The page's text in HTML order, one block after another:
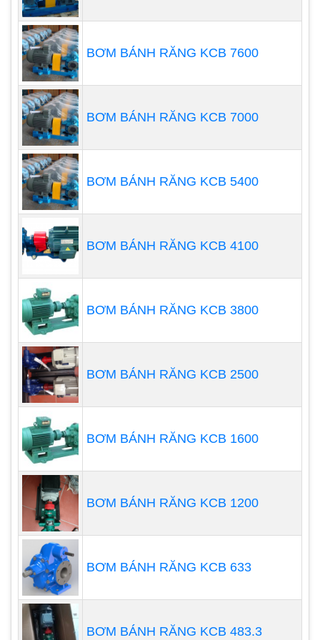
Con Sò Giá Tốt
Các thương hiệu máy thổi khí
con sò tin dùng nhất hiện nay
Trên thị trường máy thổi khí hiện nay, có rất nhiều
thương hiệu để bạn lựa chọn, tuy nhiên có 3
thương hiệu được đông đảo người tiêu dùng lựa
chọn, đó là:
Máy thổi khí con sò
Máy thổi khí con sò Saverti
Máy thổi khí Longtech
Máy thổi khí Anlet
Máy thổi khí Mini
Máy thổi khí Đài Loan
Tại sao máy thổi khí phổ biến
hiện nay?
BƠM BÁNH RĂNG KCB 7600
BƠM BÁNH RĂNG KCB 7000
BƠM BÁNH RĂNG KCB 5400
BƠM BÁNH RĂNG KCB 4100
BƠM BÁNH RĂNG KCB 3800
BƠM BÁNH RĂNG KCB 2500
BƠM BÁNH RĂNG KCB 1600
BƠM BÁNH RĂNG KCB 1200
BƠM BÁNH RĂNG KCB 633
BƠM BÁNH RĂNG KCB 483.3